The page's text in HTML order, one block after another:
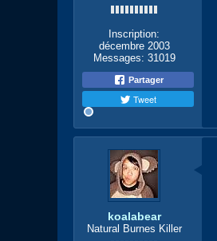
Inscription:
décembre 2003
Messages: 31019
Partager
Tweet
koalabear
Natural Burnes Killer